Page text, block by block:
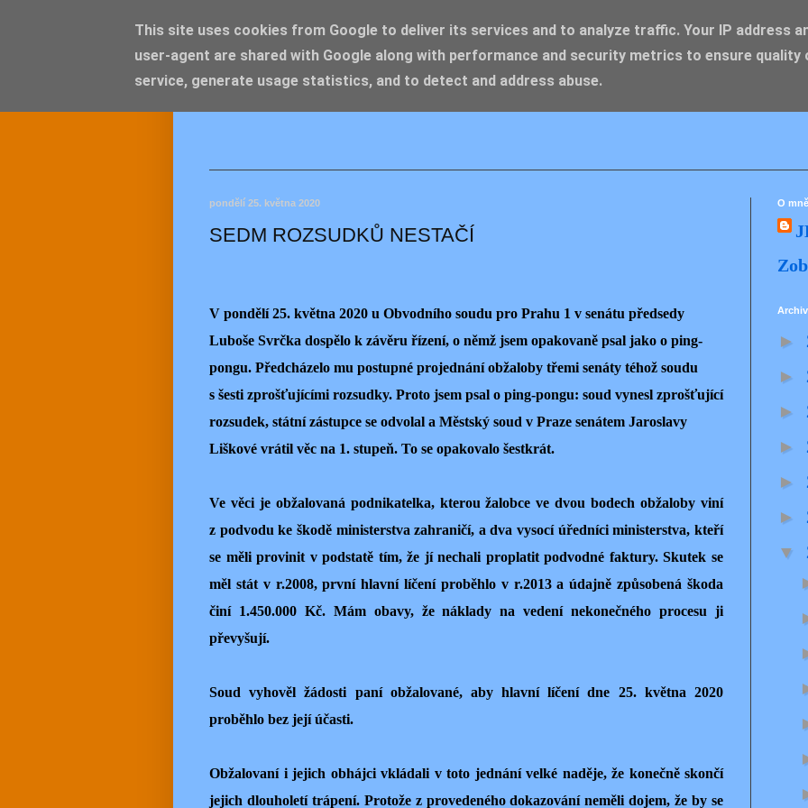
JEMELIK ZDENĚK
pondělí 25. května 2020
SEDM ROZSUDKŮ NESTAČÍ
V pondělí 25. května 2020 u Obvodního soudu pro Prahu 1 v senátu předsedy
Luboše Svrčka dospělo k závěru řízení, o němž jsem opakovaně psal jako o ping-
pongu. Předcházelo mu postupné projednání obžaloby třemi senáty téhož soudu
s šesti zprošťujícími rozsudky. Proto jsem psal o ping-pongu: soud vynesl zprošťující
rozsudek, státní zástupce se odvolal a Městský soud v Praze senátem Jaroslavy
Liškové vrátil věc na 1. stupeň. To se opakovalo šestkrát.
Ve věci je obžalovaná podnikatelka, kterou žalobce ve dvou bodech obžaloby viní
z podvodu ke škodě ministerstva zahraničí, a dva vysocí úředníci ministerstva, kteří
se měli provinit v podstatě tím, že jí nechali proplatit podvodné faktury. Skutek se
měl stát v r.2008, první hlavní líčení proběhlo v r.2013 a údajně způsobená škoda
činí 1.450.000 Kč. Mám obavy, že náklady na vedení nekonečného procesu ji
převyšují.
Soud vyhověl žádosti paní obžalované, aby hlavní líčení dne 25. května 2020
proběhlo bez její účasti.
Obžalovaní i jejich obhájci vkládali v toto jednání velké naděje, že konečně skončí
jejich dlouholetí trápení. Protože z provedeného dokazování neměli dojem, že by se
O mně
►
►
►
►
►
►
▼
This site uses cookies from Google to deliver its services and to analyze traffic. Your IP address
user-agent are shared with Google along with performance and security metrics to ensure quality
service, generate usage statistics, and to detect and address abuse.